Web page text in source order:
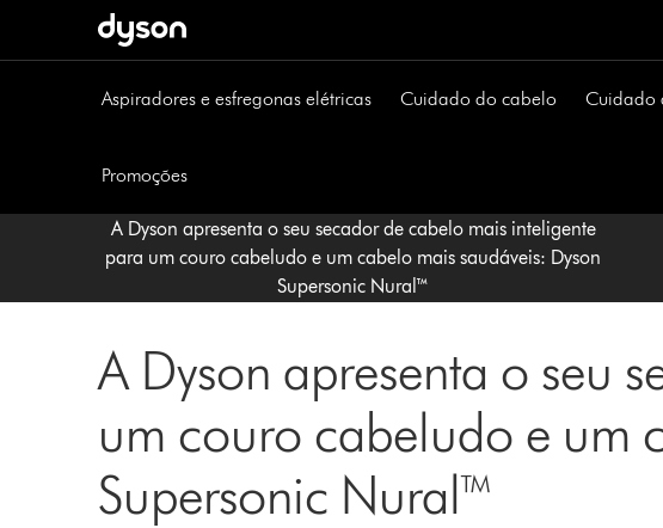
Aspiradores e esfregonas elétricas Cuidado do cabelo Cuidado
Promoções
A Dyson apresenta o seu secador de cabelo mais inteligente
para um couro cabeludo e um cabelo mais saudáveis: Dyson
Supersonic Nural™
A Dyson apresenta o seu
um couro cabeludo e um
Supersonic Nural™